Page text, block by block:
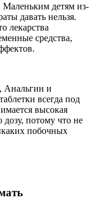
Маленьким детям из-
давать нельзя.
лекарства
средства,
Анальгин и
всегда под
высокая
потому что не
побочных